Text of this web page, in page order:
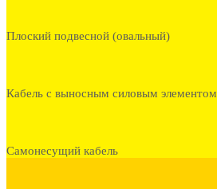
Плоский подвесной (овальный)
Кабель с выносным силовым элементом
Самонесущий кабель